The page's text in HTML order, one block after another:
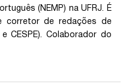
(NEMP) na UFRJ. É
corretor de redações de
CESPE). Colaborador do